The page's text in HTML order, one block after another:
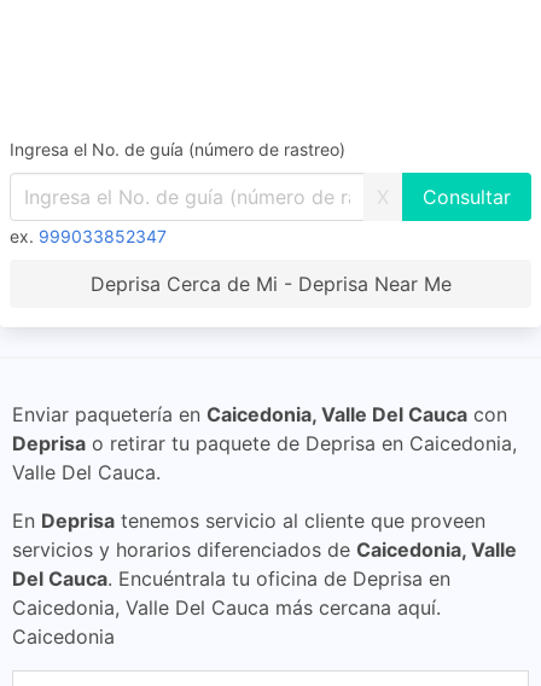
Ingresa el No. de guía (número de rastreo)
X
ex. 999033852347
Deprisa Cerca de Mi - Deprisa Near Me
Enviar paquetería en Caicedonia, Valle Del Cauca con
Deprisa o retirar tu paquete de Deprisa en Caicedonia,
Valle Del Cauca.
En Deprisa tenemos servicio al cliente que proveen
servicios y horarios diferenciados de Caicedonia, Valle
Del Cauca. Encuéntrala tu oficina de Deprisa en
Caicedonia, Valle Del Cauca más cercana aquí.
Caicedonia